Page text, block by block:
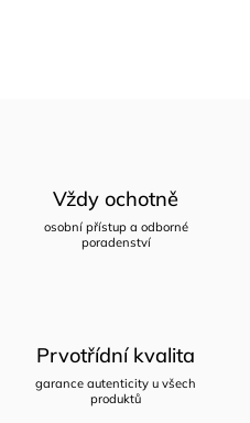
Vždy ochotně
osobní přístup a odborné
poradenství
Prvotřídní kvalita
garance autenticity u všech
produktů